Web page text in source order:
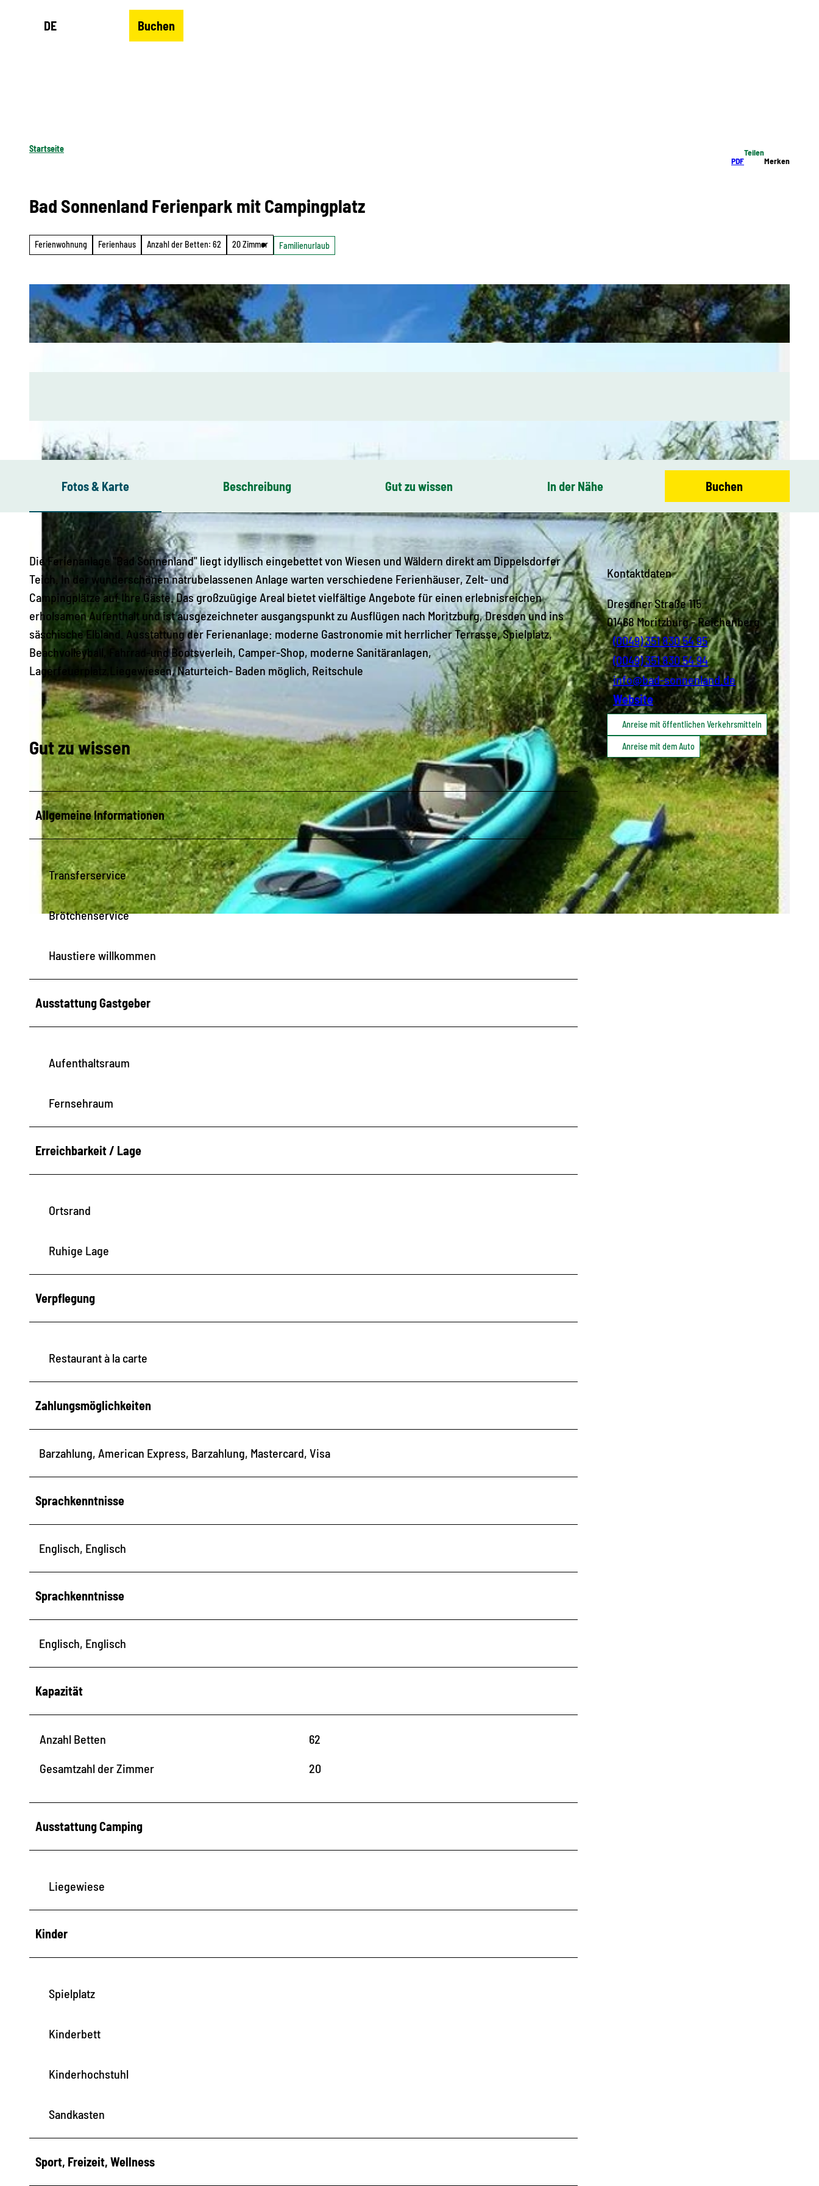
DE Buchen
Startseite
PDF
Teilen
Merken
Bad Sonnenland Ferienpark mit Campingplatz
Ferienwohnung Ferienhaus Anzahl der Betten: 62 20 Zimmer Familienurlaub
© Mirko Stelzner
© Copyright 2004
Fotos & Karte Beschreibung Gut zu wissen In der Nähe Buchen
Die Ferienanlage "Bad Sonnenland" liegt idyllisch eingebettet von Wiesen und Wäldern direkt am Dippelsdorfer
Teich. In der wunderschönen natrubelassenen Anlage warten verschiedene Ferienhäuser, Zelt- und
Campingplätze auf Ihre Gäste. Das großzuügige Areal bietet vielfältige Angebote für einen erlebnisreichen
erholsamen Aufenthalt und ist ausgezeichneter ausgangspunkt zu Ausflügen nach Moritzburg, Dresden und ins
säschische Elbland. Ausstattung der Ferienanlage: moderne Gastronomie mit herrlicher Terrasse, Spielplatz,
Beachvolleyball, Fahrrad-und Bootsverleih, Camper-Shop, moderne Sanitäranlagen,
Lagerfeuerplatz,Liegewiesen, Naturteich- Baden möglich, Reitschule
Gut zu wissen
Allgemeine Informationen
Transferservice
Brötchenservice
Haustiere willkommen
Ausstattung Gastgeber
Aufenthaltsraum
Fernsehraum
Erreichbarkeit / Lage
Ortsrand
Ruhige Lage
Verpflegung
Restaurant à la carte
Zahlungsmöglichkeiten
Barzahlung, American Express, Barzahlung, Mastercard, Visa
Sprachkenntnisse
Englisch, Englisch
Sprachkenntnisse
Englisch, Englisch
Kapazität
Anzahl Betten
62
Gesamtzahl der Zimmer
20
Ausstattung Camping
Liegewiese
Kinder
Spielplatz
Kinderbett
Kinderhochstuhl
Sandkasten
Sport, Freizeit, Wellness
Kontaktdaten
Dresdner Straße 115
01468Moritzburg- Reichenberg
(0049) 351 830 54 95
(0049) 351 830 54 94
info@bad-sonnenland.de
Website
Anreise mit öffentlichen Verkehrsmitteln
Anreise mit dem Auto